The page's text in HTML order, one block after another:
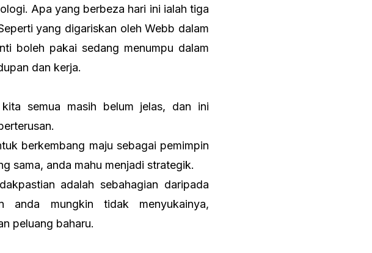
Apa yang berbeza hari ini ialah tiga
yang digariskan oleh Webb dalam
boleh pakai sedang menumpu dalam
dan kerja.
semua masih belum jelas, dan ini
berkembang maju sebagai pemimpin
sama, anda mahu menjadi strategik.
adalah sebahagian daripada
anda mungkin tidak menyukainya,
peluang baharu.